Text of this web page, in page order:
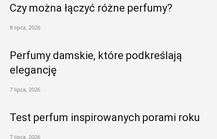
Czy można łączyć różne perfumy?
8 lipca, 2026
Perfumy damskie, które podkreślają
elegancję
7 lipca, 2026
Test perfum inspirowanych porami roku
7 lipca, 2026